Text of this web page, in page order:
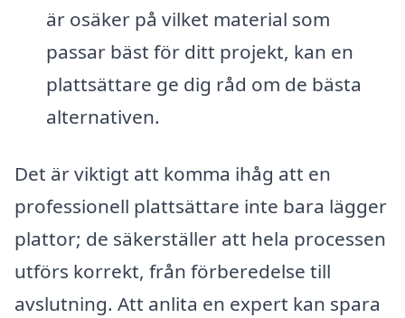
är osäker på vilket material som
passar bäst för ditt projekt, kan en
plattsättare ge dig råd om de bästa
alternativen.
Det är viktigt att komma ihåg att en
professionell plattsättare inte bara lägger
plattor; de säkerställer att hela processen
utförs korrekt, från förberedelse till
avslutning. Att anlita en expert kan spara